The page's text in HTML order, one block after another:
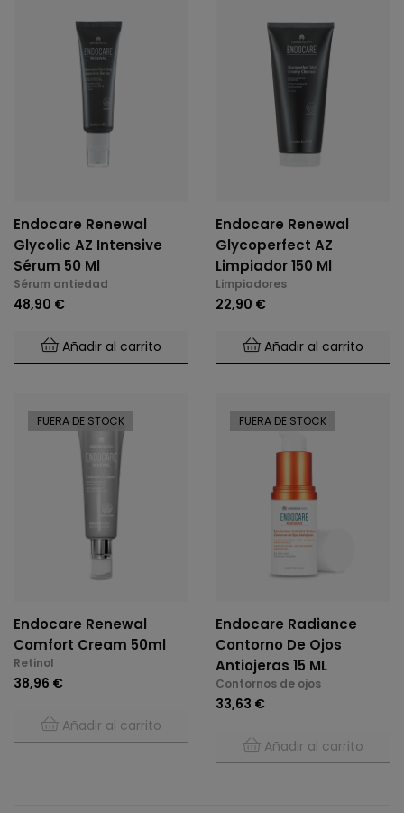
Endocare Renewal
Glycolic AZ Intensive
Sérum 50 Ml
Sérum antiedad
48,90 €
Añadir al carrito
Endocare Renewal
Glycoperfect AZ
Limpiador 150 Ml
Limpiadores
22,90 €
Añadir al carrito
FUERA DE STOCK
Endocare Renewal
Comfort Cream 50ml
Retinol
38,96 €
Añadir al carrito
FUERA DE STOCK
Endocare Radiance
Contorno De Ojos
Antiojeras 15 ML
Contornos de ojos
33,63 €
Añadir al carrito